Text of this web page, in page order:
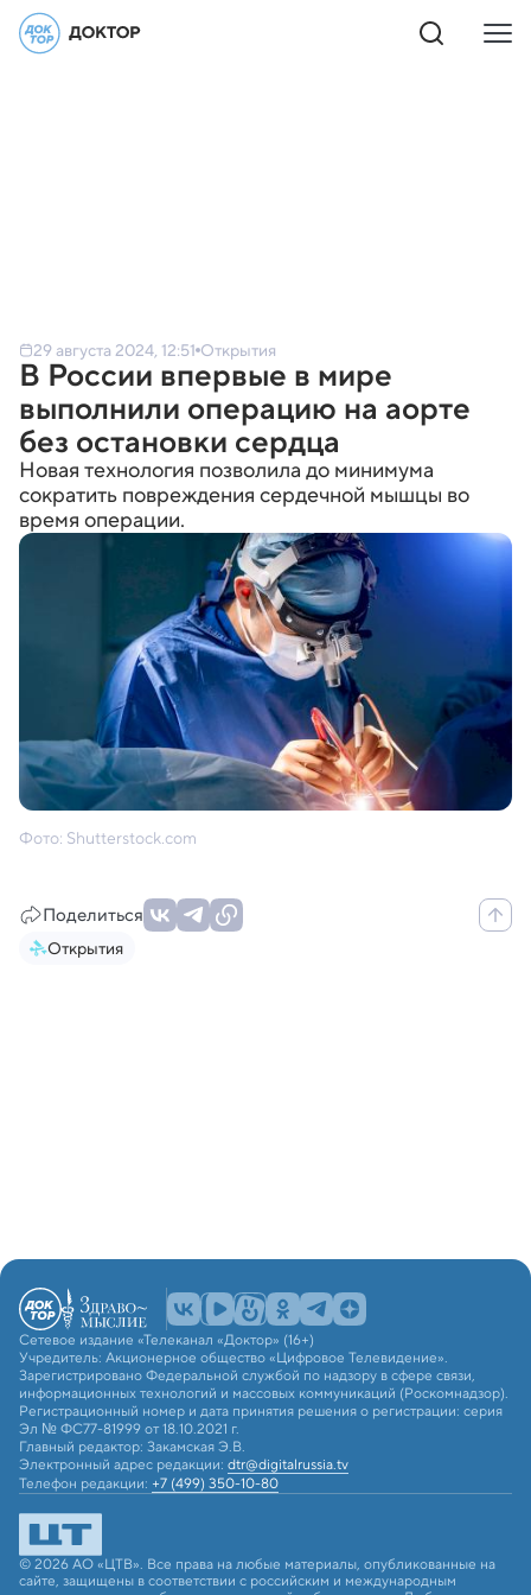
29 августа 2024, 12:51 Открытия
В России впервые в мире
выполнили операцию на аорте
без остановки сердца
Новая технология позволила до минимума
сократить повреждения сердечной мышцы во
время операции.
Фото: Shutterstock.com
Поделиться
Открытия
Сетевое издание «Телеканал «Доктор» (16+)
Учредитель: Акционерное общество «Цифровое Телевидение».
Зарегистрировано Федеральной службой по надзору в сфере связи,
информационных технологий и массовых коммуникаций (Роскомнадзор).
Регистрационный номер и дата принятия решения о регистрации: серия
Эл № ФС77-81999 от 18.10.2021 г.
Главный редактор: Закамская Э.В.
Электронный адрес редакции: dtr@digitalrussia.tv
Телефон редакции: +7 (499) 350-10-80
© 2026 АО «ЦТВ». Все права на любые материалы, опубликованные на
сайте, защищены в соответствии с российским и международным